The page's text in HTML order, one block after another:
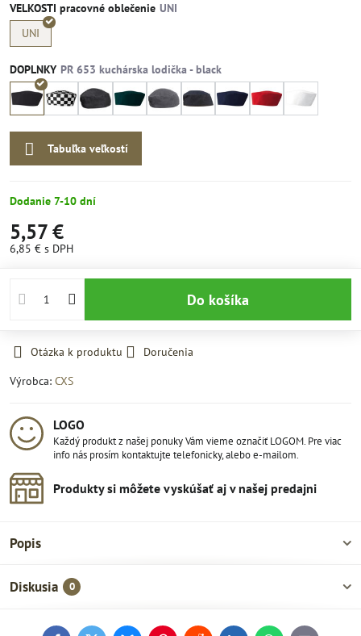
VELKOSTI pracovné oblečenie
UNI
DOPLNKY
Tabuľka veľkostí
Dodanie 7-10 dní
5,57 €
6,85 € s DPH
Do košíka
Otázka k produktu
Doručenia
Výrobca: CXS
LOGO
Každý produkt z našej ponuky Vám vieme označiť LOGOM. Pre viac
info nás prosím kontaktujte telefonicky, alebo e-mailom.
Produkty si môžete vyskúšať aj v našej predajni
Popis
Diskusia 0